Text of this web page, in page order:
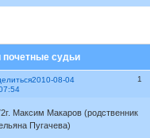
судьи
1
2010-08-04
Максим Макаров (родственник
Пугачева)